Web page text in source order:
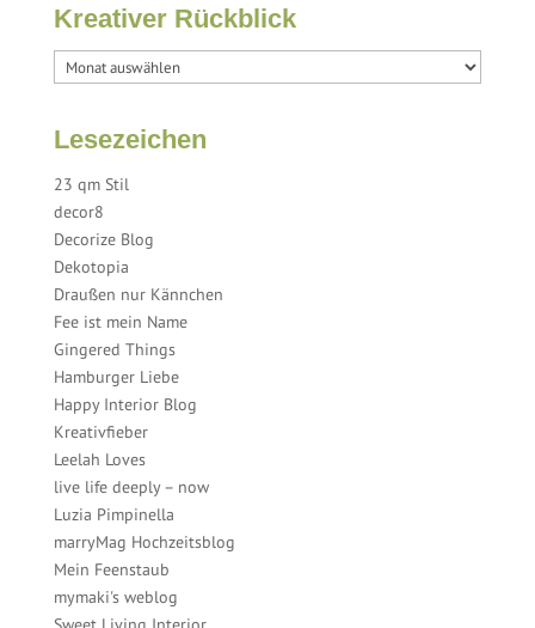
Kreativer Rückblick
Lesezeichen
23 qm Stil
decor8
Decorize Blog
Dekotopia
Draußen nur Kännchen
Fee ist mein Name
Gingered Things
Hamburger Liebe
Happy Interior Blog
Kreativfieber
Leelah Loves
live life deeply – now
Luzia Pimpinella
marryMag Hochzeitsblog
Mein Feenstaub
mymaki's weblog